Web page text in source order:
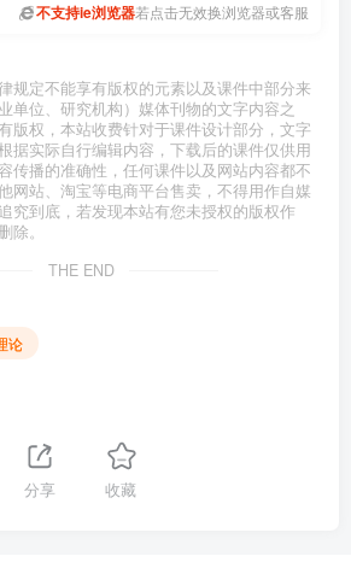
不支持ie浏览器若点击无效换浏览器或客服
规定不能享有版权的元素以及课件中部分来
单位、研究机构）媒体刊物的文字内容之
版权，本站收费针对于课件设计部分，文字
据实际自行编辑内容，下载后的课件仅供用
传播的准确性，任何课件以及网站内容都不
网站、淘宝等电商平台售卖，不得用作自媒
究到底，若发现本站有您未授权的版权作
除。
THE END
论
分享 收藏